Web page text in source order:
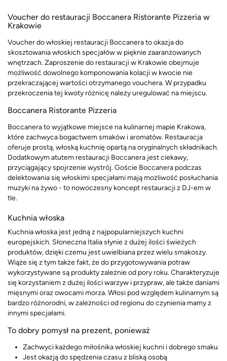
Voucher do restauracji Boccanera Ristorante Pizzeria w
Krakowie
Voucher do włoskiej restauracji Boccanera to okazja do
skosztowania włoskich specjałów w pięknie zaaranżowanych
wnętrzach. Zaproszenie do restauracji w Krakowie obejmuje
możliwość dowolnego komponowania kolacji w kwocie nie
przekraczającej wartości otrzymanego vouchera. W przypadku
przekroczenia tej kwoty różnicę należy uregulować na miejscu.
Boccanera Ristorante Pizzeria
Boccanera to wyjątkowe miejsce na kulinarnej mapie Krakowa,
które zachwyca bogactwem smaków i aromatów. Restauracja
oferuje prostą, włoską kuchnię opartą na oryginalnych składnikach.
Dodatkowym atutem restauracji Boccanera jest ciekawy,
przyciągający spojrzenie wystrój. Goście Boccanera podczas
delektowania się włoskimi specjałami mają możliwość posłuchania
muzyki na żywo - to nowoczesny koncept restauracji z DJ-em w
tle.
Kuchnia włoska
Kuchnia włoska jest jedną z najpopularniejszych kuchni
europejskich. Słoneczna Italia słynie z dużej ilości świeżych
produktów, dzięki czemu jest uwielbiana przez wielu smakoszy.
Wiąże się z tym także fakt, że do przygotowywania potraw
wykorzystywane są produkty zależnie od pory roku. Charakteryzuje
się korzystaniem z dużej ilości warzyw i przypraw, ale także daniami
mięsnymi oraz owocami morza. Włosi pod względem kulinarnym są
bardzo różnorodni, w zależności od regionu do czynienia mamy z
innymi specjałami.
To dobry pomysł na prezent, ponieważ
Zachwyci każdego miłośnika włoskiej kuchni i dobrego smaku
Jest okazją do spędzenia czasu z bliską osobą